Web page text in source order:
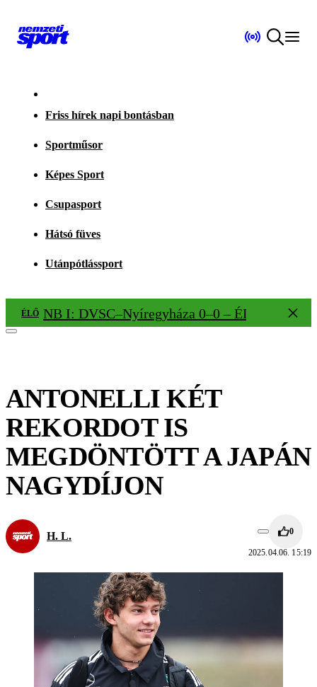
Friss hírek napi bontásban
Sportműsor
Képes Sport
Csupasport
Hátsó füves
Utánpótlássport
ÉLŐ NB I: DVSC–Nyíregyháza 0–0 – ÉLŐ!
ANTONELLI KÉT
REKORDOT IS
MEGDÖNTÖTT A JAPÁN
NAGYDÍJON
H. L. 0
2025.04.06. 15:19